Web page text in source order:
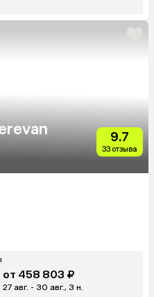
9.7
33 отзыва
от 458 803 ₽
27 авг. - 30 авг., 3 н.